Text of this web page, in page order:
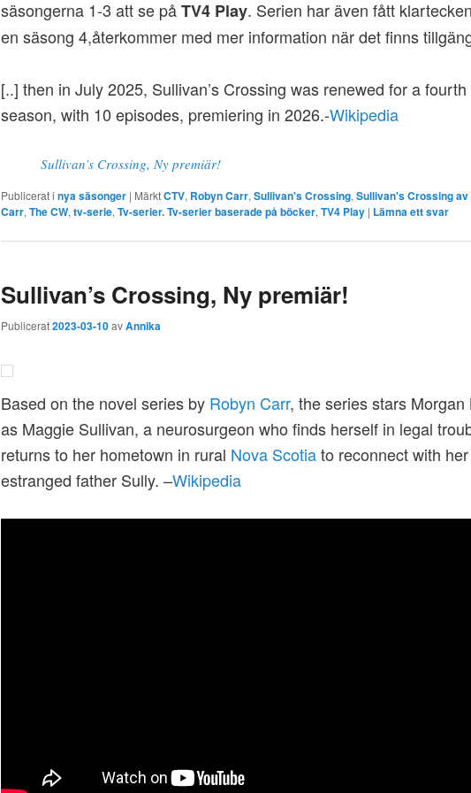
säsongerna 1-3 att se påTV4 Play. Serien har även fått
en säsong 4,återkommer med mer information när det finns
[..] then in July 2025, Sullivan’s Crossing was renewed for a fourth
season, with 10 episodes, premiering in 2026.-Wikipedia
Sullivan’s Crossing, Ny premiär!
Publicerat i nya säsonger | MärktCTV, Robyn Carr, Sullivan's Crossing, Sullivan's Crossing av
Carr, The CW, tv-serie, Tv-serier. Tv-serier baserade på böcker, TV4 Play | Lämna ett svar
Sullivan’s Crossing, Ny premiär!
Publicerat2023-03-10avAnnika
Based on the novel series by Robyn Carr, the series stars Morgan
as Maggie Sullivan, a neurosurgeon who finds herself in legal
returns to her hometown in rural Nova Scotiato reconnect with her
estranged father Sully. –Wikipedia